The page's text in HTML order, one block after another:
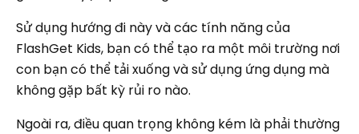
Sử dụng hướng đi này và các tính năng của
FlashGet Kids, bạn có thể tạo ra một môi trường nơi
con bạn có thể tải xuống và sử dụng ứng dụng mà
không gặp bất kỳ rủi ro nào.
Ngoài ra, điều quan trọng không kém là phải thường